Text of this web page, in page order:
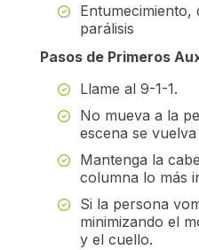
Entumecimiento,
parálisis
Pasos de Primeros
Llame al 9-1-1.
No mueva a la
escena se
Mantenga la
columna lo más
Si la persona
minimizando el
y el cuello.